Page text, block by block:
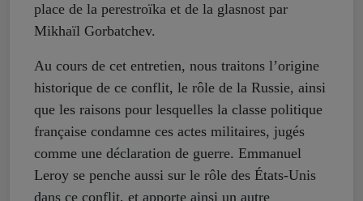
place de la perestroïka et de la glasnost par
Mikhaïl Gorbatchev.
Au cours de cet entretien, nous traitons l’origine
historique de ce conflit, le rôle de la Russie, ainsi
que les raisons pour lesquelles la classe politique
française condamne ces actes militaires, jugés
comme une déclaration de guerre. Emmanuel
Leroy se penche aussi sur le rôle des États-Unis
dans ce conflit, et apporte ainsi un autre